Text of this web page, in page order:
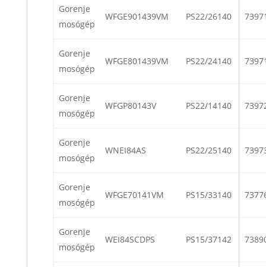
Gorenje
mosógép
WFGE901439VM PS22/26140
Gorenje
mosógép
WFGE801439VM PS22/24140
Gorenje
mosógép
WFGP80143V PS22/14140
Gorenje
mosógép
WNEI84AS PS22/25140
Gorenje
mosógép
WFGE70141VM PS15/33140
Gorenje
mosógép
WEI84SCDPS PS15/37142